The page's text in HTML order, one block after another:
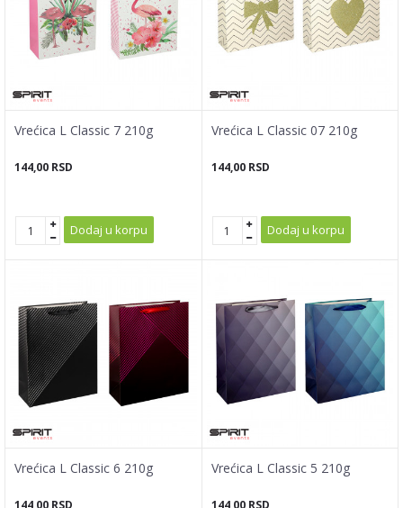
Vrećica L Classic 7 210g
144,00 RSD
Dodaj u korpu
Vrećica L Classic 07 210g
144,00 RSD
Dodaj u korpu
Vrećica L Classic 6 210g
144,00 RSD
Vrećica L Classic 5 210g
144,00 RSD